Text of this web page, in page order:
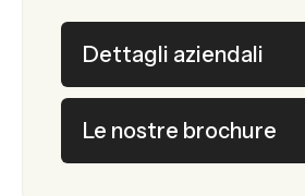
Dettagli aziendali
Le nostre brochure